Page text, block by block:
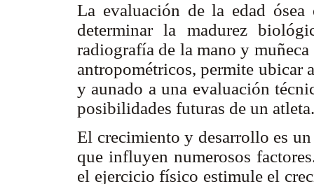
La evaluación de la edad
determinar la madurez
radiografía de la mano y
antropométricos, permite
y aunado a una evaluación
posibilidades futuras de un
El crecimiento y desarrollo es
que influyen numerosos
el ejercicio físico estimule el